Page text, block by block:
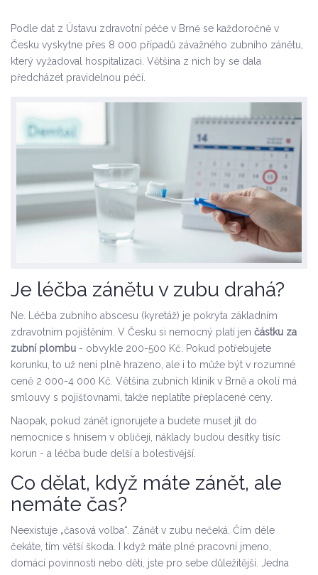
Podle dat z Ústavu zdravotní péče v Brně se každoročně v
Česku vyskytne přes 8 000 případů závažného zubního zánětu,
který vyžadoval hospitalizaci. Většina z nich by se dala
předcházet pravidelnou péčí.
Je léčba zánětu v zubu drahá?
Ne. Léčba zubního abscesu (kyretáž) je pokryta základním
zdravotním pojištěním. V Česku si nemocný platí jen částku za
zubní plombu - obvykle 200-500 Kč. Pokud potřebujete
korunku, to už není plně hrazeno, ale i to může být v rozumné
ceně 2 000-4 000 Kč. Většina zubních klinik v Brně a okolí má
smlouvy s pojišťovnami, takže neplatíte přeplacené ceny.
Naopak, pokud zánět ignorujete a budete muset jít do
nemocnice s hnisem v obličeji, náklady budou desítky tisíc
korun - a léčba bude delší a bolestivější.
Co dělat, když máte zánět, ale
nemáte čas?
Neexistuje „časová volba“. Zánět v zubu nečeká. Čím déle
čekáte, tím větší škoda. I když máte plné pracovní jmeno,
domácí povinnosti nebo děti, jste pro sebe důležitější. Jedna